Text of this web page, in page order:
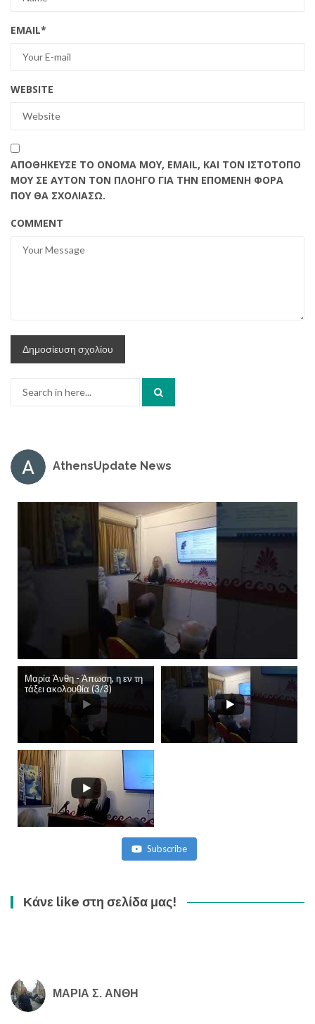
EMAIL*
WEBSITE
ΑΠΟΘΉΚΕΥΣΕ ΤΟ ΌΝΟΜΆ ΜΟΥ, EMAIL, ΚΑΙ ΤΟΝ ΙΣΤΌΤΟΠΟ
ΜΟΥ ΣΕ ΑΥΤΌΝ ΤΟΝ ΠΛΟΗΓΌ ΓΙΑ ΤΗΝ ΕΠΌΜΕΝΗ ΦΟΡΆ
ΠΟΥ ΘΑ ΣΧΟΛΙΆΣΩ.
COMMENT
AthensUpdate News
Μαρία Άνθη - Άπωση, η εν τη
τάξει ακολουθία (3/3)
Subscribe
Κάνε like στη σελίδα μας!
ΜΑΡΙΑ Σ. ΑΝΘΗ